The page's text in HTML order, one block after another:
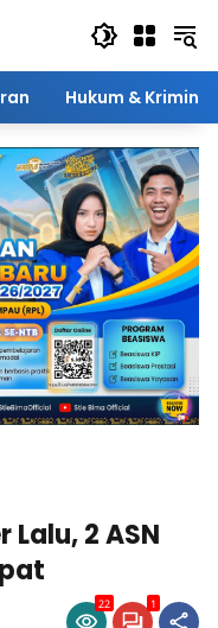
Hukum & Kriminal
2 ASN
22 1